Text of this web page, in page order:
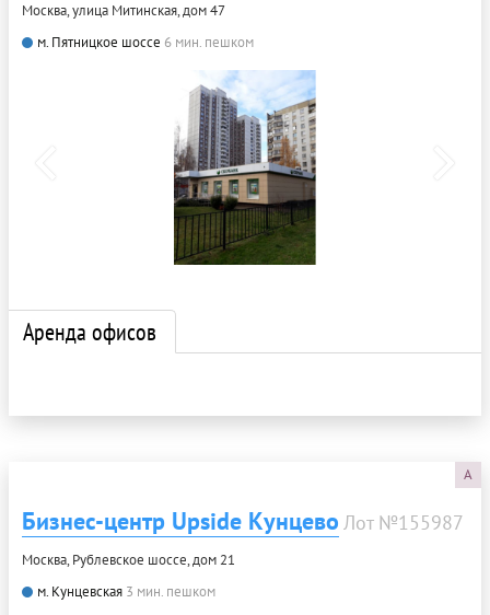
Москва, улица Митинская, дом 47
м. Пятницкое шоссе 6 мин. пешком
Аренда офисов
A
Бизнес-центр Upside Кунцево Лот №155987
Москва, Рублевское шоссе, дом 21
м. Кунцевская 3 мин. пешком